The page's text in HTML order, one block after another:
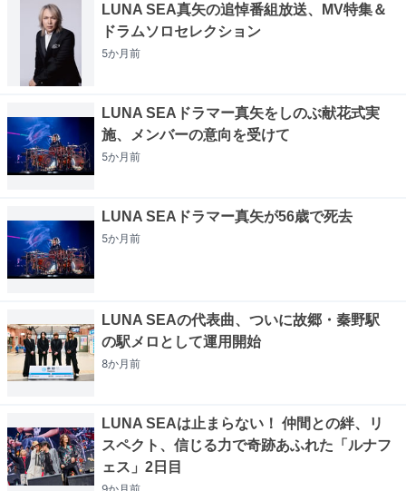
LUNA SEA真矢の追悼番組放送、MV特集＆
ドラムソロセレクション
5か月前
LUNA SEAドラマー真矢をしのぶ献花式実
施、メンバーの意向を受けて
5か月前
LUNA SEAドラマー真矢が56歳で死去
5か月前
LUNA SEAの代表曲、ついに故郷・秦野駅
の駅メロとして運用開始
8か月前
LUNA SEAは止まらない！ 仲間との絆、リ
スペクト、信じる力で奇跡あふれた「ルナフ
ェス」2日目